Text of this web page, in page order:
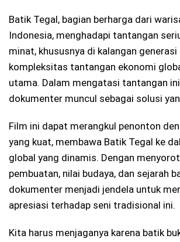
Batik Tegal, bagian berharga dari
Indonesia, menghadapi tantangan
minat, khususnya di kalangan generasi
kompleksitas tantangan ekonomi
utama. Dalam mengatasi tantangan
dokumenter muncul sebagai solusi
Film ini dapat merangkul penonton
yang kuat, membawa Batik Tegal ke
global yang dinamis. Dengan
pembuatan, nilai budaya, dan sejarah
dokumenter menjadi jendela untuk
apresiasi terhadap seni tradisional ini.
Kita harus menjaganya karena batik